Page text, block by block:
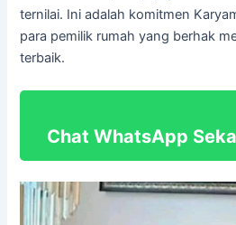
ternilai. Ini adalah komitmen
para pemilik rumah yang berhak
terbaik.
Chat WhatsApp